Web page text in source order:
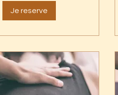
Je reserve